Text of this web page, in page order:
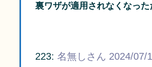
裏ワザが適用されなくなった
223: 名無しさん 2024/07/